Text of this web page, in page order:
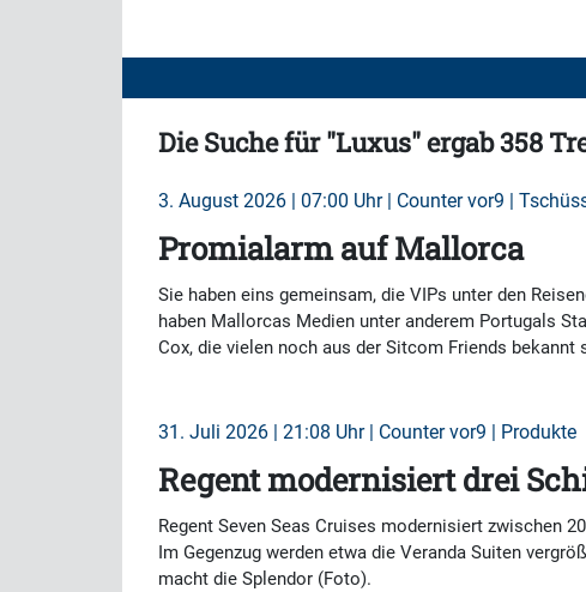
Die Suche für "Luxus" ergab 358
3. August 2026 | 07:00 Uhr | Counter vor9 |
Promialarm auf Mallorca
Sie haben eins gemeinsam, die VIPs unter den
haben Mallorcas Medien unter anderem Portugals
Cox, die vielen noch aus der Sitcom Friends bekannt
31. Juli 2026 | 21:08 Uhr | Counter vor9 | Produkte
Regent modernisiert drei
Regent Seven Seas Cruises modernisiert zwischen
Im Gegenzug werden etwa die Veranda Suiten
macht die Splendor (Foto).